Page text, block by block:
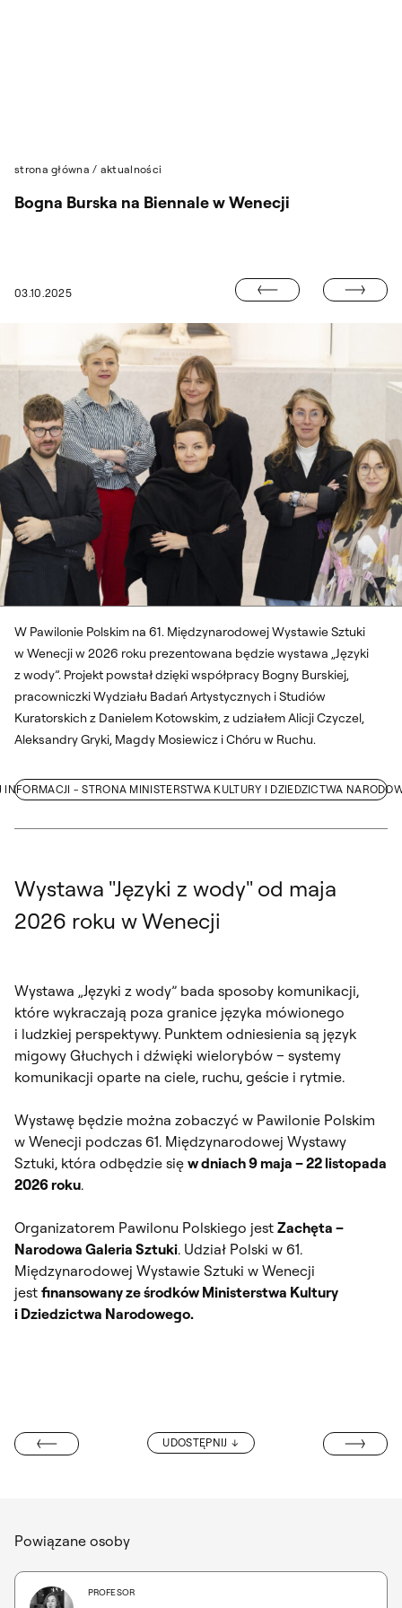
strona główna / aktualności
03.10.2025
Bogna Burska na Biennale w Wenecji
DIANA LELONEK NA SEA ART FESTIVAL 2025
INFORMACJE
Zdjęcia dzięki uprzejmości "Zachęty" Narodowej Galerii Sztuki. Fot. Filip
Preis
W Pawilonie Polskim na 61. Międzynarodowej Wystawie Sztuki
w Wenecji w 2026 roku prezentowana będzie wystawa „Języki
z wody”. Projekt powstał dzięki współpracy Bogny Burskiej,
pracowniczki Wydziału Badań Artystycznych i Studiów
Kuratorskich z Danielem Kotowskim, z udziałem Alicji Czyczel,
Aleksandry Gryki, Magdy Mosiewicz i Chóru w Ruchu.
INFORMACJI - STRONA MINISTERSTWA KULTURY I DZIEDZICTWA
Wystawa "Języki z wody" od maja
2026 roku w Wenecji
Wystawa „Języki z wody” bada sposoby komunikacji,
które wykraczają poza granice języka mówionego
i ludzkiej perspektywy. Punktem odniesienia są język
migowy Głuchych i dźwięki wielorybów – systemy
komunikacji oparte na ciele, ruchu, geście i rytmie.
Wystawę będzie można zobaczyć w Pawilonie Polskim
w Wenecji podczas 61. Międzynarodowej Wystawy
Sztuki, która odbędzie się w dniach 9 maja – 22 listopada
2026 roku.
Organizatorem Pawilonu Polskiego jest Zachęta –
Narodowa Galeria Sztuki. Udział Polski w 61.
Międzynarodowej Wystawie Sztuki w Wenecji
jest finansowany ze środków Ministerstwa Kultury
i Dziedzictwa Narodowego.
UDOSTĘPNIJ
2025
INFORMACJE
Powiązane osoby
fot.
PROFESOR